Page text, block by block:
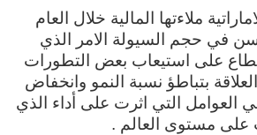
129
مليار
درهم
أصول
جديدة
خلال
2016
ابوظبي/
مغلقة
ملاءتها المالية خلال العام
في حجم السيولة الامر الذي
على استيعاب بعض التطورات
بتباطؤ نسبة النمو وانخفاض
العوامل التي اثرت على أداء الذي
على مستوى العالم .